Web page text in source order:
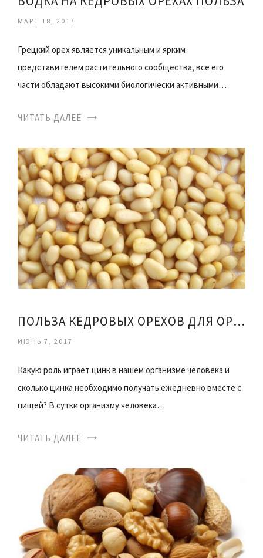
МАРТ 18, 2017
Грецкий орех является уникальным и ярким
представителем растительного сообщества, все его
части обладают высокими биологически активными…
ЧИТАТЬ ДАЛЕЕ
ПОЛЬЗА КЕДРОВЫХ ОРЕХОВ ДЛЯ ОРГАНИЗМА ЖЕНЩИНЫ
ИЮНЬ 7, 2017
Какую роль играет цинк в нашем организме человека и
сколько цинка необходимо получать ежедневно вместе с
пищей? В сутки организму человека…
ЧИТАТЬ ДАЛЕЕ